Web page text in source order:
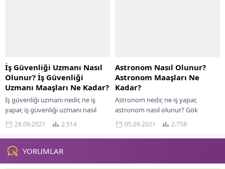
İş Güvenliği Uzmanı Nasıl
Olunur? İş Güvenliği
Uzmanı Maaşları Ne Kadar?
İş güvenliği uzmanı nedir, ne iş
yapar, iş güvenliği uzmanı nasıl
olunur? İş güvenliği uzmanı olan
kişiler, çalıştıkları iş yerlerinde...
28.09.2021 2.514
Astronom Nasıl Olunur?
Astronom Maaşları Ne
Kadar?
Astronom nedir, ne iş yapar,
astronom nasıl olunur? Gök
cisimlerinden olan gezegenler,
yıldızlar, galaksiler ve güneş
sistemleri her zaman merak...
05.09.2021 2.758
YORUMLAR